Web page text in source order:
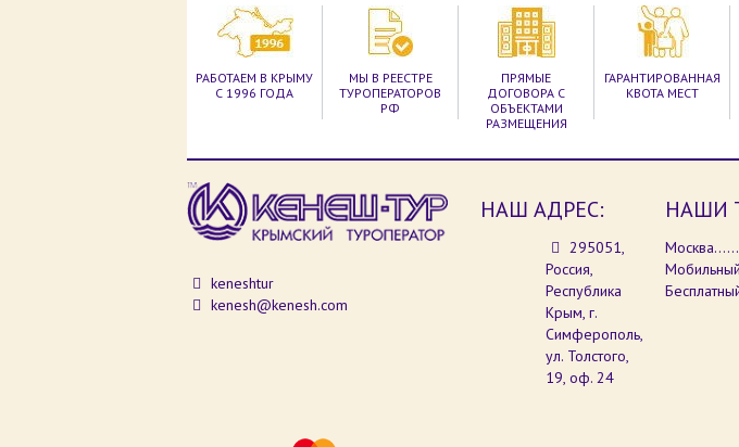
РАБОТАЕМ В КРЫМУ
С 1996 ГОДА
МЫ В РЕЕСТРЕ
ТУРОПЕРАТОРОВ
РФ
ПРЯМЫЕ
ДОГОВОРА С
ОБЪЕКТАМИ
РАЗМЕЩЕНИЯ
ГАРАНТИРОВАННАЯ
КВОТА МЕСТ
keneshtur
kenesh@kenesh.com
НАШ АДРЕС:
295051,
Россия,
Республика
Крым, г.
Симферополь,
ул. Толстого,
19, оф. 24
НАШИ